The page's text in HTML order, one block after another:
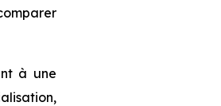
à une